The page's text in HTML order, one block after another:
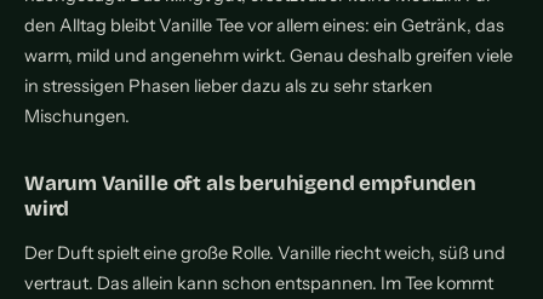
den Alltag bleibt Vanille Tee vor allem eines: ein Getränk, das
warm, mild und angenehm wirkt. Genau deshalb greifen viele
in stressigen Phasen lieber dazu als zu sehr starken
Mischungen.
Warum Vanille oft als beruhigend empfunden
wird
Der Duft spielt eine große Rolle. Vanille riecht weich, süß und
vertraut. Das allein kann schon entspannen. Im Tee kommt